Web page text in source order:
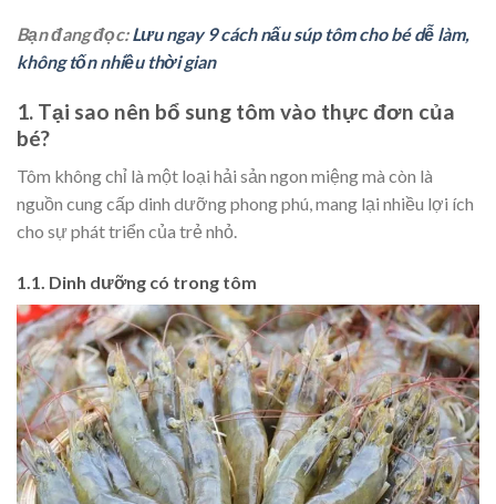
Bạn đang đọc:Lưu ngay 9 cách nấu súp tôm cho bé dễ làm,
không tốn nhiều thời gian
1. Tại sao nên bổ sung tôm vào thực đơn của
bé?
Tôm không chỉ là một loại hải sản ngon miệng mà còn là
nguồn cung cấp dinh dưỡng phong phú, mang lại nhiều lợi ích
cho sự phát triển của trẻ nhỏ.
1.1. Dinh dưỡng có trong tôm